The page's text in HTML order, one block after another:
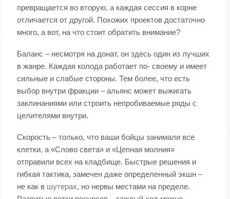
превращается во вторую, а каждая сессия в корне
отличается от другой. Похожих проектов достаточно
много, а вот, на что стоит обратить внимание?
Баланс – несмотря на донат, он здесь один из лучших
в жанре. Каждая колода работает по- своему и имеет
сильные и слабые стороны. Тем более, что есть
выбор внутри фракции – альянс может выжигать
заклинаниями или строить непробиваемые ряды с
целителями внутри.
Скорость – только, что ваши бойцы занимали все
клетки, а «Слово света» и «Цепная молния»
отправили всех на кладбище. Быстрые решения и
гибкая тактика, замечен даже определенный экшн –
не как в шутерах, но нервы местами на пределе.